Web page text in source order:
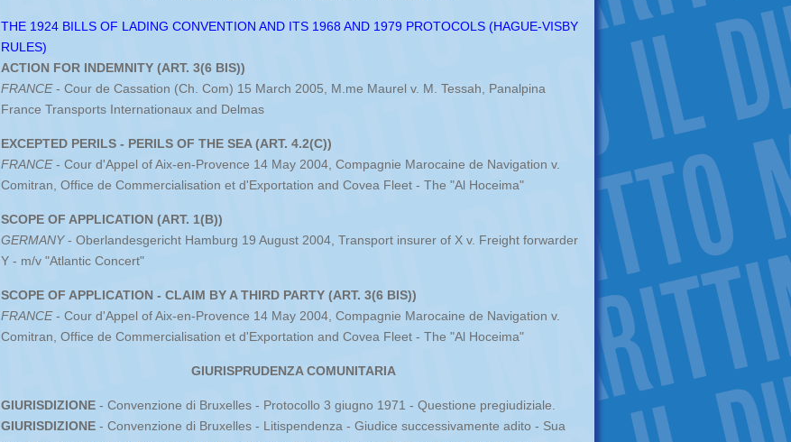
THE 1924 BILLS OF LADING CONVENTION AND ITS 1968 AND 1979 PROTOCOLS (HAGUE-VISBY
RULES)
ACTION FOR INDEMNITY (ART. 3(6 BIS))
FRANCE- Cour de Cassation (Ch. Com) 15 March 2005, M.me Maurel v. M. Tessah, Panalpina
France Transports Internationaux and Delmas
EXCEPTED PERILS - PERILS OF THE SEA (ART. 4.2(C))
FRANCE- Cour d'Appel of Aix-en-Provence 14 May 2004, Compagnie Marocaine de Navigation v.
Comitran, Office de Commercialisation et d'Exportation and Covea Fleet - The "Al Hoceima"
SCOPE OF APPLICATION (ART. 1(B))
GERMANY- Oberlandesgericht Hamburg 19 August 2004, Transport insurer of X v. Freight forwarder
Y - m/v "Atlantic Concert"
SCOPE OF APPLICATION - CLAIM BY A THIRD PARTY (ART. 3(6 BIS))
FRANCE- Cour d'Appel of Aix-en-Provence 14 May 2004, Compagnie Marocaine de Navigation v.
Comitran, Office de Commercialisation et d'Exportation and Covea Fleet - The "Al Hoceima"
GIURISPRUDENZA COMUNITARIA
GIURISDIZIONE - Convenzione di Bruxelles - Protocollo 3 giugno 1971 - Questione pregiudiziale.
GIURISDIZIONE - Convenzione di Bruxelles - Litispendenza - Giudice successivamente adito - Sua